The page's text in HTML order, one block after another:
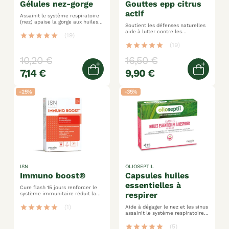
gélules nez-gorge
Assainit le système respiratoire
(nez) apaise la gorge aux huiles
star star star star star (19)
10,20 €
7,14 €
Ajouter au panier
gouttes epp citrus
actif
Soutient les défenses naturelles
aide à lutter contre les
voies digestives
star star star star star (19)
16,50 €
9,90 €
-25%
immuno boost®
ISN
Cure flash 15 jours renforcer le
système immunitaire réduit la
star star star star star (1)
-35%
capsules huiles
essentielles à
respirer
OLIOSEPTIL
Aide à dégager le nez et les sinus
assainit le système respiratoire a
inhalation
star star star star star (5)